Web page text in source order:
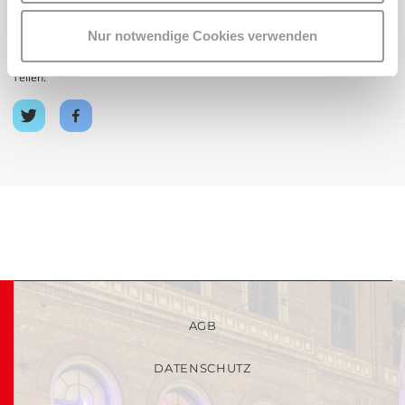
Nur notwendige Cookies verwenden
Teilen:
Auf
Twitter
Auf
Facebook
AGB
DATENSCHUTZ